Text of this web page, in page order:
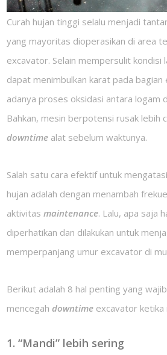
Curah hujan tinggi selalu menjadi
yang mayoritas dioperasikan di area
excavator. Selain mempersulit kondisi
dapat menimbulkan karat pada
adanya proses oksidasi antara logam
Bahkan, mesin berpotensi rusak lebih
downtime alat sebelum waktunya.
Salah satu cara efektif untuk
hujan adalah dengan menambah
aktivitasmaintenance. Lalu, apa saja
diperhatikan dan dilakukan untuk
memperpanjang umur excavator di
Berikut adalah 8 hal penting yang
mencegahdowntime excavator ketika
1. “Mandi” lebih sering